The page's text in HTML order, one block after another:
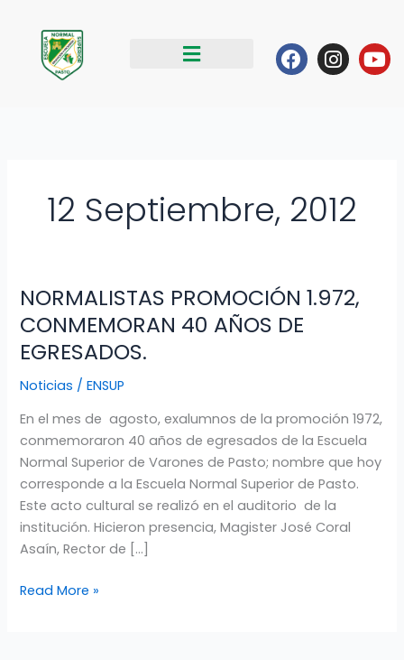
contenido
Facebook
12 Septiembre, 2012
NORMALISTAS PROMOCIÓN 1.972,
CONMEMORAN 40 AÑOS DE
EGRESADOS.
Noticias /ENSUP
En el mes de agosto, exalumnos de la promoción 1972,
conmemoraron 40 años de egresados de la Escuela
Normal Superior de Varones de Pasto; nombre que hoy
corresponde a la Escuela Normal Superior de Pasto.
Este acto cultural se realizó en el auditorio de la
institución. Hicieron presencia, Magister José Coral
Asaín, Rector de […]
NORMALISTAS
PROMOCIÓN
1.972,
CONMEMORAN
40
DE
EGRESADOS.
Read More »